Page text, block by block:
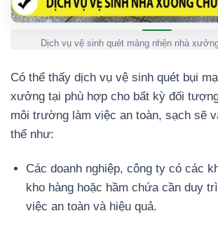
Dịch vụ vệ sinh quét màng nhện nhà
Có thể thấy dịch vụ vệ sinh quét bụi
xưởng tại phù hợp cho bất kỳ đối
môi trường làm việc an toàn, sạch sẽ
thể như:
Các doanh nghiệp, công ty có các
kho hàng hoặc hầm chứa cần duy
việc an toàn và hiệu quả.